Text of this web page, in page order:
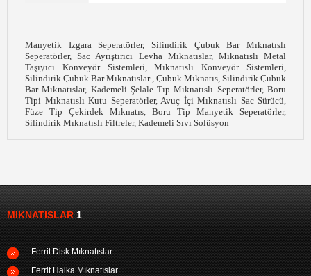
Manyetik Izgara Seperatörler, Silindirik Çubuk Bar Mıknatıslı
Seperatörler, Sac Ayrıştırıcı Levha Mıknatıslar, Mıknatıslı Metal
Taşıyıcı Konveyör Sistemleri, Mıknatıslı Konveyör Sistemleri,
Silindirik Çubuk Bar Mıknatıslar , Çubuk Mıknatıs, Silindirik Çubuk
Bar Mıknatıslar, Kademeli Şelale Tıp Mıknatıslı Seperatörler, Boru
Tipi Mıknatıslı Kutu Seperatörler, Avuç İçi Mıknatıslı Sac Sürücü,
Füze Tip Çekirdek Mıknatıs, Boru Tip Manyetik Seperatörler,
Silindirik Mıknatıslı Filtreler, Kademeli Sıvı Solüsyon
MIKNATISLAR1
Ferrit Disk Mıknatıslar
Ferrit Halka Mıknatıslar